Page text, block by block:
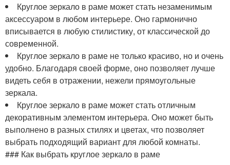
Круглое зеркало в раме может стать незаменимым
аксессуаром в любом интерьере. Оно гармонично
вписывается в любую стилистику, от классической до
современной.
Круглое зеркало в раме не только красиво, но и очень
удобно. Благодаря своей форме, оно позволяет лучше
видеть себя в отражении, нежели прямоугольные
зеркала.
Круглое зеркало в раме может стать отличным
декоративным элементом интерьера. Оно может быть
выполнено в разных стилях и цветах, что позволяет
выбрать подходящий вариант для любой комнаты.
### Как выбрать круглое зеркало в раме